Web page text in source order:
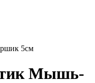
5см
Мышь-